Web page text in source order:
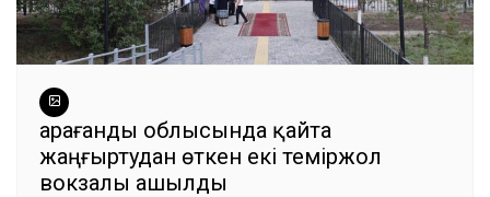
Қарағанды облысында қайта
жаңғыртудан өткен екі теміржол
вокзалы ашылды